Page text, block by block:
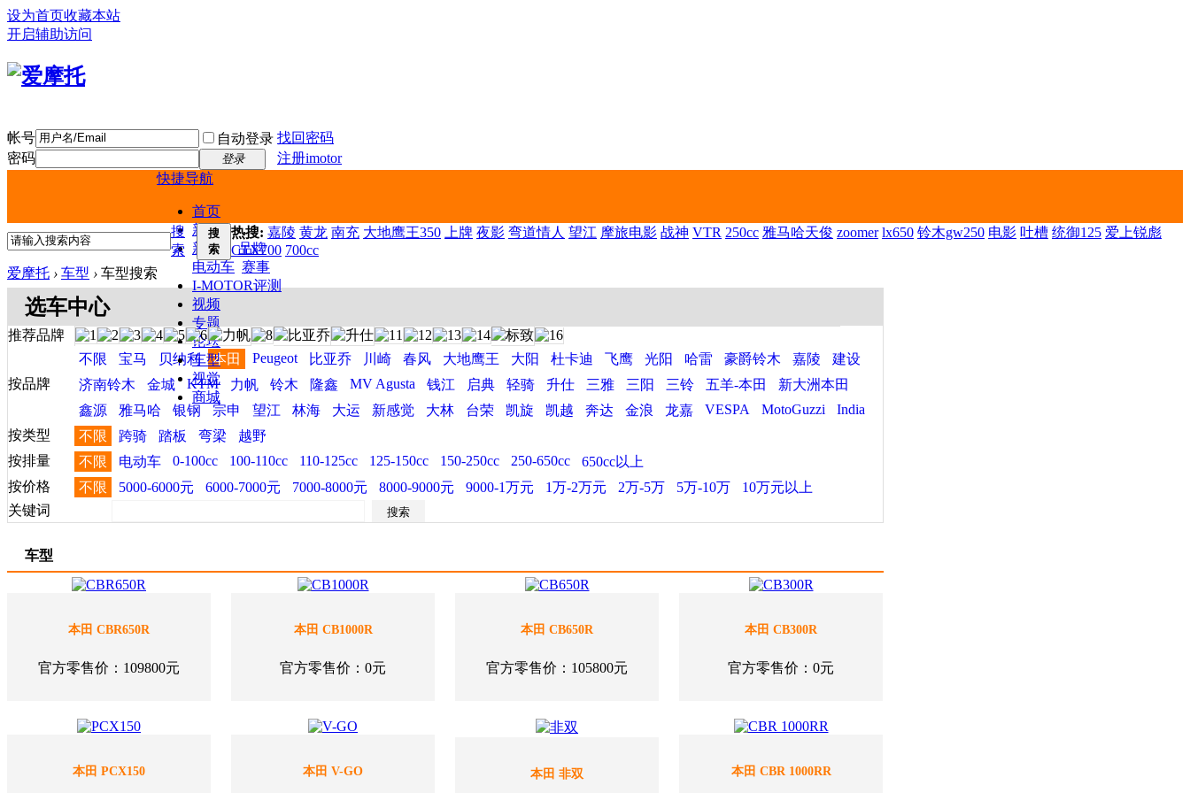
设为首页收藏本站
开启辅助访问
帐号 自动登录 找回密码
密码
登录
注册imotor
快捷导航
首页
新闻
新车
品牌
电动车 赛事
I-MOTOR评测
视频
专题
论坛
车型
视觉
商城
搜
索
搜
索
热搜: 嘉陵 黄龙 南充 大地鹰王350 上牌 夜影 弯道情人 望江 摩旅电影 战神 VTR 250cc 雅马哈天俊 zoomer lx650 铃木gw250 电影 吐槽 统御125 爱上锐彪
CTX700 700cc
爱摩托 › 车型 › 车型搜索
选车中心
推荐品牌
按品牌
不限 宝马 贝纳利 本田 Peugeot 比亚乔 川崎 春风 大地鹰王 大阳 杜卡迪 飞鹰 光阳 哈雷 豪爵铃木 嘉陵
建设
济南铃木
金城 KTM 力帆 铃木 隆鑫 MV Agusta 钱江 启典 轻骑 升仕 三雅 三阳 三铃 五羊-本田
新大洲本田
鑫源
雅马哈 银钢 宗申 望江 林海 大运 新感觉 大林 台荣 凯旋 凯越 奔达 金浪 龙嘉 VESPA MotoGuzzi
India
按类型
不限 跨骑 踏板 弯梁
越野
按排量
不限 电动车 0-100cc 100-110cc 110-125cc 125-150cc 150-250cc 250-650cc
650cc以上
按价格
不限 5000-6000元 6000-7000元 7000-8000元 8000-9000元 9000-1万元 1万-2万元 2万-5万 5万-10万
10万元以上
关键词
车型
本田 CBR650R
官方零售价：109800元
本田 CB1000R
官方零售价：0元
本田 CB650R
官方零售价：105800元
本田 CB300R
官方零售价：0元
本田 PCX150 本田 V-GO 本田 非双 本田 CBR 1000RR